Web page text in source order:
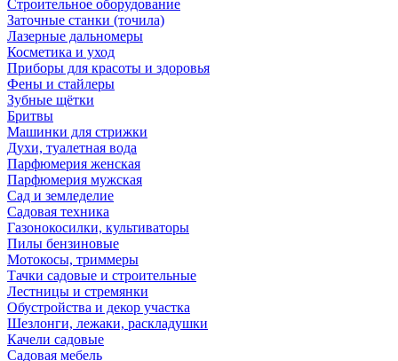
Строительное оборудование
Заточные станки (точила)
Лазерные дальномеры
Косметика и уход
Приборы для красоты и здоровья
Фены и стайлеры
Зубные щётки
Бритвы
Машинки для стрижки
Духи, туалетная вода
Парфюмерия женская
Парфюмерия мужская
Сад и земледелие
Садовая техника
Газонокосилки, культиваторы
Пилы бензиновые
Мотокосы, триммеры
Тачки садовые и строительные
Лестницы и стремянки
Обустройства и декор участка
Шезлонги, лежаки, раскладушки
Качели садовые
Садовая мебель